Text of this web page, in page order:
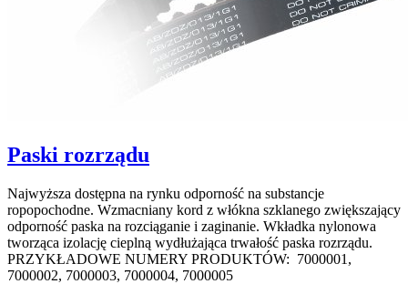
Paski rozrządu
Najwyższa dostępna na rynku odporność na substancje
ropopochodne. Wzmacniany kord z włókna szklanego zwiększający
odporność paska na rozciąganie i zaginanie. Wkładka nylonowa
tworząca izolację cieplną wydłużająca trwałość paska rozrządu.
PRZYKŁADOWE NUMERY PRODUKTÓW: 7000001,
7000002, 7000003, 7000004, 7000005